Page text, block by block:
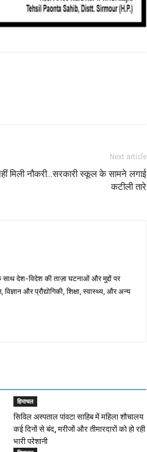
Next article
मिली नौकरी…सरकारी स्कूल के सामने लगाई
कटीली तारे
देश-विदेश की ताज़ा घटनाओं और मुद्दों पर
और प्रौद्योगिकी, शिक्षा, स्वास्थ्य, और अन्य
हिमाचल
सिविल अस्पताल पांवटा साहिब में महिला शौचालय
कई दिनों से बंद, मरीजों और तीमारदारों को हो रही
भारी परेशानी